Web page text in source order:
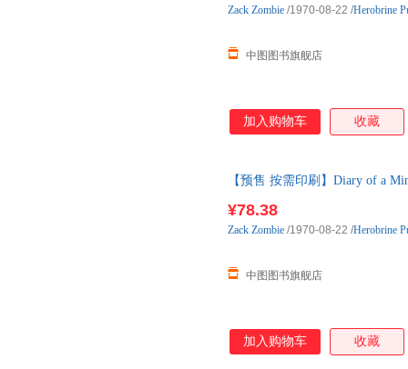
中图图书旗舰店
Zack Zombie /1970-08-22 /Herobrine
加入购物车 收藏
【预售 按需印刷】Diary of a
¥78.38
中图图书旗舰店
Zack Zombie /1970-08-22 /Herobrine
加入购物车 收藏